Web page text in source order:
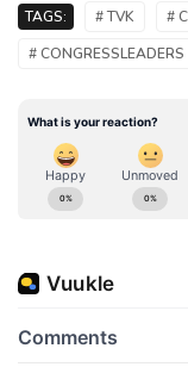
TAGS: # TVK #
# CONGRESSLEADERS